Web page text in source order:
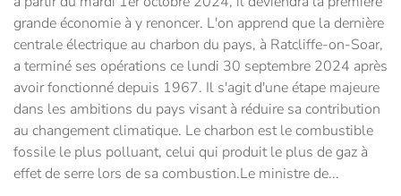
grande économie à y renoncer. L'on apprend que la dernière
centrale électrique au charbon du pays, à Ratcliffe-on-Soar,
a terminé ses opérations ce lundi 30 septembre 2024 après
avoir fonctionné depuis 1967. Il s'agit d'une étape majeure
dans les ambitions du pays visant à réduire sa contribution
au changement climatique. Le charbon est le combustible
fossile le plus polluant, celui qui produit le plus de gaz à
effet de serre lors de sa combustion.Le ministre de...